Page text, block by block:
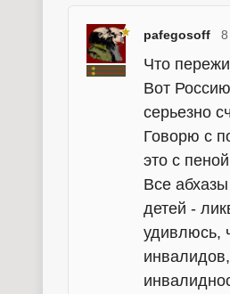
pafegosoff
Что
Вот
серьезно
Говорю с
это с
Все
детей -
удивлюсь,